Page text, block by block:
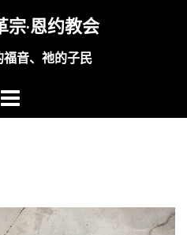
宗·恩约教会
福音、祂的子民